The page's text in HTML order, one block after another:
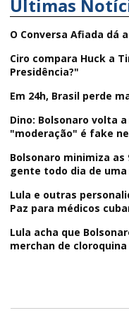
Últimas
O Conversa Afiada dá
Ciro compara Huck a
Presidência?"
Em 24h, Brasil perde
Dino: Bolsonaro volta
"moderação" é fake
Bolsonaro minimiza as
gente todo dia de uma
Lula e outras
Paz para médicos
Lula acha que
merchan de cloroquina